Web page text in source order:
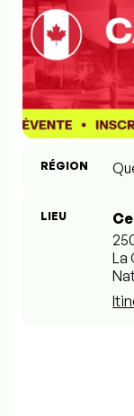
RÉGION
LIEU
La